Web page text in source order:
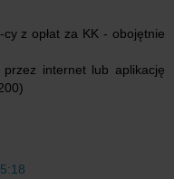
z opłat za KK - obojętnie
internet lub aplikację